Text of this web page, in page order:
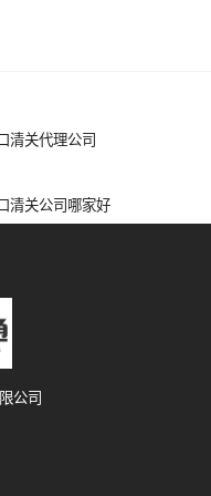
清关代理公司
清关公司哪家好
公司